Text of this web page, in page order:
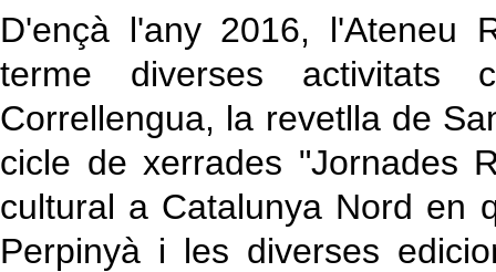
D'ençà l'any 2016, l'Ateneu
terme diverses activitats
Correllengua, la revetlla de
cicle de xerrades "Jornades
cultural a Catalunya Nord en
Perpinyà i les diverses